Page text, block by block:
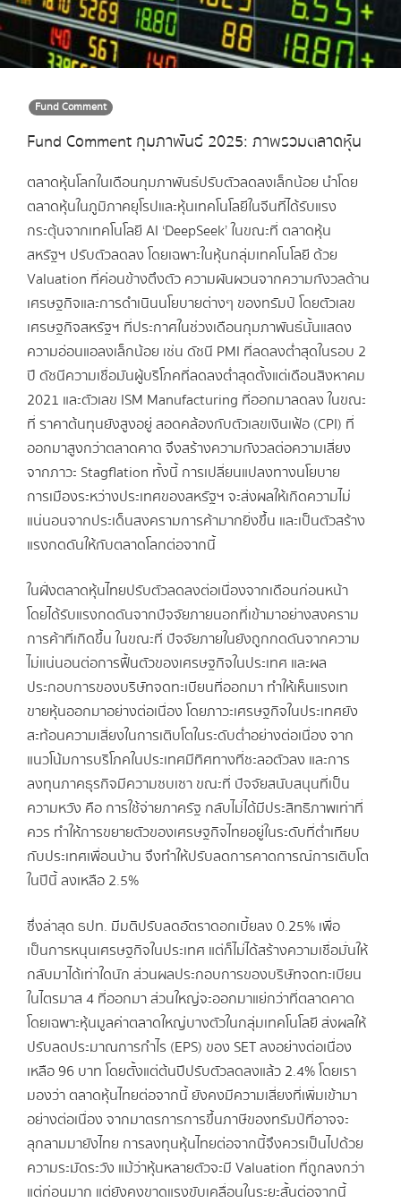
Fund Comment
Fund Comment กุมภาพันธ์ 2025: ภาพรวมตลาดหุ้น
ตลาดหุ้นโลกในเดือนกุมภาพันธ์ปรับตัวลดลงเล็กน้อย นำโดย
ตลาดหุ้นในภูมิภาคยุโรปและหุ้นเทคโนโลยีในจีนที่ได้รับแรง
กระตุ้นจากเทคโนโลยี AI ‘DeepSeek’ ในขณะที่ ตลาดหุ้น
สหรัฐฯ ปรับตัวลดลง โดยเฉพาะในหุ้นกลุ่มเทคโนโลยี ด้วย
Valuation ที่ค่อนข้างตึงตัว ความผันผวนจากความกังวลด้าน
เศรษฐกิจและการดำเนินนโยบายต่างๆ ของทรัมป์ โดยตัวเลข
เศรษฐกิจสหรัฐฯ ที่ประกาศในช่วงเดือนกุมภาพันธ์นั้นแสดง
ความอ่อนแอลงเล็กน้อย เช่น ดัชนี PMI ที่ลดลงต่ำสุดในรอบ 2
ปี ดัชนีความเชื่อมันผู้บริโภคที่ลดลงต่ำสุดตั้งแต่เดือนสิงหาคม
2021 และตัวเลข ISM Manufacturing ที่ออกมาลดลง ในขณะ
ที่ ราคาต้นทุนยังสูงอยู่ สอดคล้องกับตัวเลขเงินเฟ้อ (CPI) ที่
ออกมาสูงกว่าตลาดคาด จึงสร้างความกังวลต่อความเสี่ยง
จากภาวะ Stagflation ทั้งนี้ การเปลี่ยนแปลงทางนโยบาย
การเมืองระหว่างประเทศของสหรัฐฯ จะส่งผลให้เกิดความไม่
แน่นอนจากประเด็นสงครามการค้ามากยิ่งขึ้น และเป็นตัวสร้าง
แรงกดดันให้กับตลาดโลกต่อจากนี้
ในฝั่งตลาดหุ้นไทยปรับตัวลดลงต่อเนื่องจากเดือนก่อนหน้า
โดยได้รับแรงกดดันจากปัจจัยภายนอกที่เข้ามาอย่างสงคราม
การค้าที่เกิดขึ้น ในขณะที่ ปัจจัยภายในยังถูกกดดันจากความ
ไม่แน่นอนต่อการฟื้นตัวของเศรษฐกิจในประเทศ และผล
ประกอบการของบริษัทจดทะเบียนที่ออกมา ทำให้เห็นแรงเท
ขายหุ้นออกมาอย่างต่อเนื่อง โดยภาวะเศรษฐกิจในประเทศยัง
สะท้อนความเสี่ยงในการเติบโตในระดับต่ำอย่างต่อเนื่อง จาก
แนวโน้มการบริโภคในประเทศมีทิศทางที่ชะลอตัวลง และการ
ลงทุนภาคธุรกิจมีความซบเซา ขณะที่ ปัจจัยสนับสนุนที่เป็น
ความหวัง คือ การใช้จ่ายภาครัฐ กลับไม่ได้มีประสิทธิภาพเท่าที่
ควร ทำให้การขยายตัวของเศรษฐกิจไทยอยู่ในระดับที่ต่ำเทียบ
กับประเทศเพื่อนบ้าน จึงทำให้ปรับลดการคาดการณ์การเติบโต
ในปีนี้ ลงเหลือ 2.5%
ซึ่งล่าสุด ธปท. มีมติปรับลดอัตราดอกเบี้ยลง 0.25% เพื่อ
เป็นการหนุนเศรษฐกิจในประเทศ แต่ก็ไม่ได้สร้างความเชื่อมั่นให้
กลับมาได้เท่าใดนัก ส่วนผลประกอบการของบริษัทจดทะเบียน
ในไตรมาส 4 ที่ออกมา ส่วนใหญ่จะออกมาแย่กว่าที่ตลาดคาด
โดยเฉพาะหุ้นมูลค่าตลาดใหญ่บางตัวในกลุ่มเทคโนโลยี ส่งผลให้
ปรับลดประมาณการกำไร (EPS) ของ SET ลงอย่างต่อเนื่อง
เหลือ 96 บาท โดยตั้งแต่ต้นปีปรับตัวลดลงแล้ว 2.4% โดยเรา
มองว่า ตลาดหุ้นไทยต่อจากนี้ ยังคงมีความเสี่ยงที่เพิ่มเข้ามา
อย่างต่อเนื่อง จากมาตรการการขึ้นภาษีของทรัมป์ที่อาจจะ
ลุกลามมายังไทย การลงทุนหุ้นไทยต่อจากนี้จึงควรเป็นไปด้วย
ความระมัดระวัง แม้ว่าหุ้นหลายตัวจะมี Valuation ที่ถูกลงกว่า
แต่ก่อนมาก แต่ยังคงขาดแรงขับเคลื่อนในระยะสั้นต่อจากนี้